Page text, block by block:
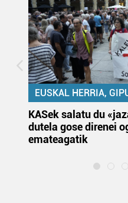
EUSKAL HERRIA,
KASek salatu du
dutela gose direnei
emateagatik